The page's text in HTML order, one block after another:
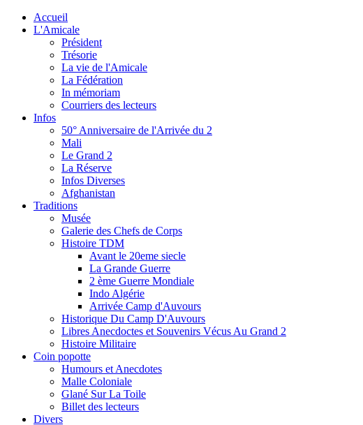
Accueil
L'Amicale
Président
Trésorie
La vie de l'Amicale
La Fédération
In mémoriam
Courriers des lecteurs
Infos
50° Anniversaire de l'Arrivée du 2
Mali
Le Grand 2
La Réserve
Infos Diverses
Afghanistan
Traditions
Musée
Galerie des Chefs de Corps
Histoire TDM
Avant le 20eme siecle
La Grande Guerre
2 ème Guerre Mondiale
Indo Algérie
Arrivée Camp d'Auvours
Historique Du Camp D'Auvours
Libres Anecdoctes et Souvenirs Vécus Au Grand 2
Histoire Militaire
Coin popotte
Humours et Anecdotes
Malle Coloniale
Glané Sur La Toile
Billet des lecteurs
Divers